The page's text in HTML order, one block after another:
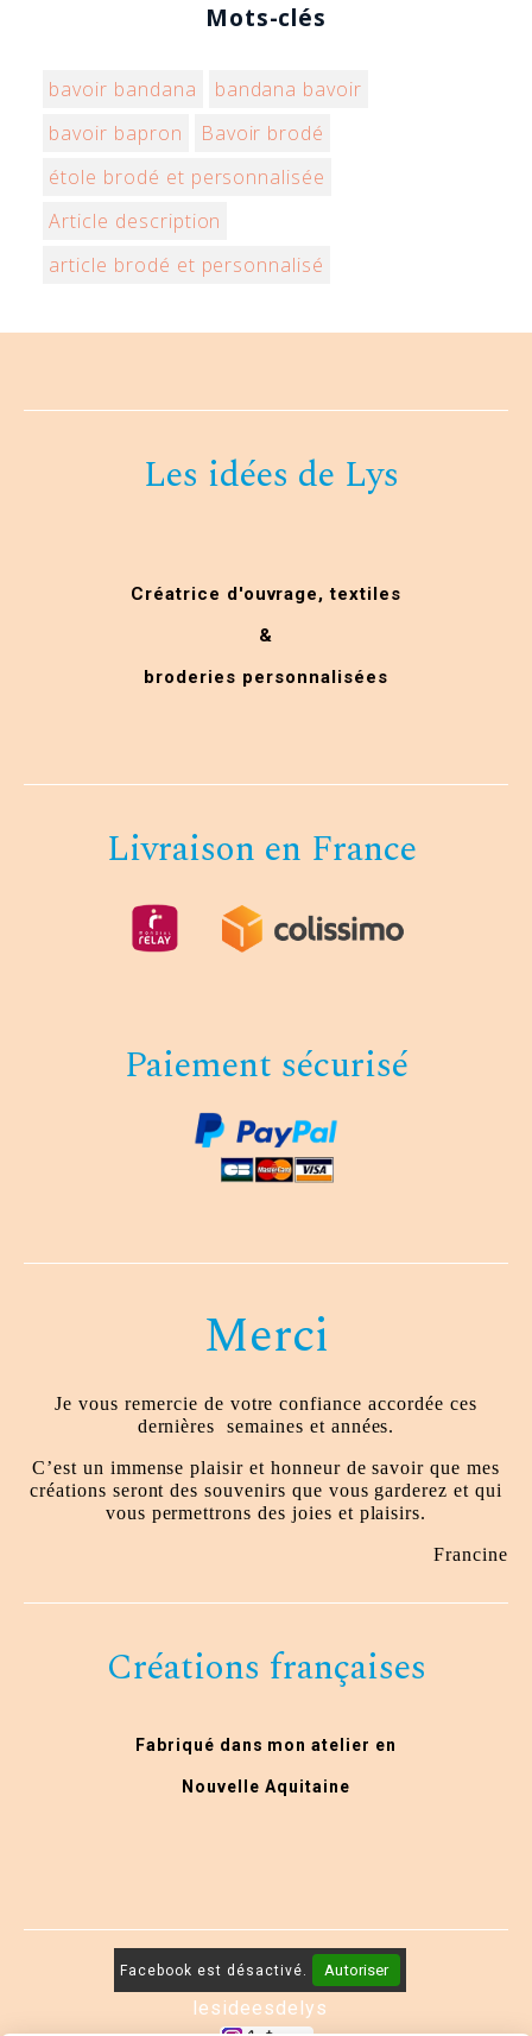
Mots-clés
bavoir bandana
bandana bavoir
bavoir bapron
Bavoir brodé
étole brodé et personnalisée
Article description
article brodé et personnalisé
Les idées de Lys
Créatrice d'ouvrage, textiles
&
broderies personnalisées
Livraison en France
Paiement sécurisé
Merci
Je vous remercie de votre confiance accordée ces
dernières semaines et années.
C’est un immense plaisir et honneur de savoir que mes
créations seront des souvenirs que vous garderez et qui
vous permettrons des joies et plaisirs.
Francine
Créations françaises
Fabriqué dans mon atelier en
Nouvelle Aquitaine
Facebook est désactivé. Autoriser
lesideesdelys